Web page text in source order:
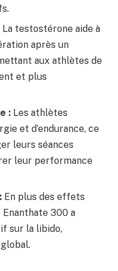
La testostérone aide à
après un
aux athlètes de
et plus
: Les athlètes
et d’endurance, ce
leurs séances
leur performance
En plus des effets
300 a
sur la libido,